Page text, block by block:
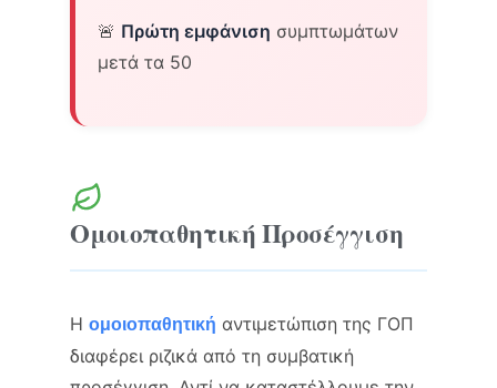
🚨 Πρώτη εμφάνιση συμπτωμάτων
μετά τα 50
Ομοιοπαθητική Προσέγγιση
Η ομοιοπαθητική αντιμετώπιση της ΓΟΠ
διαφέρει ριζικά από τη συμβατική